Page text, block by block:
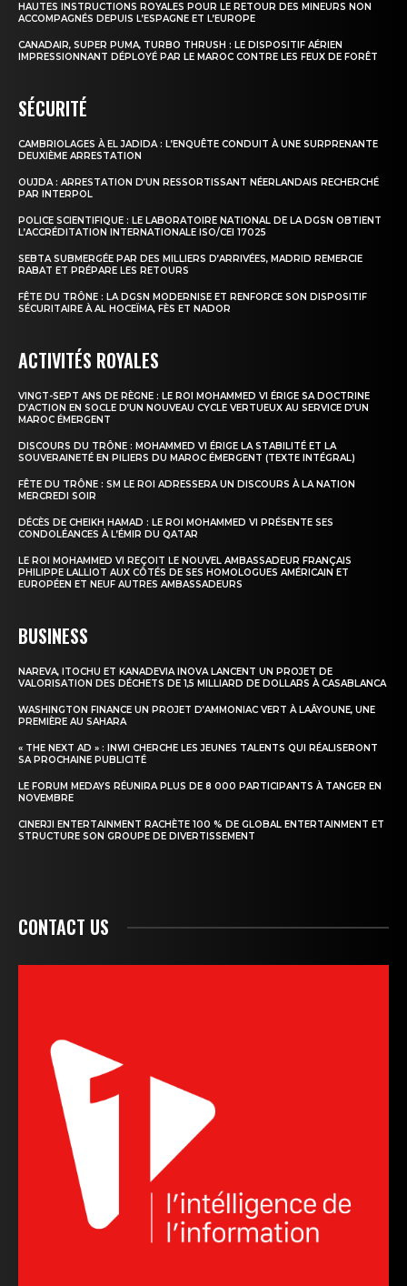
HAUTES INSTRUCTIONS ROYALES POUR LE RETOUR DES MINEURS NON
ACCOMPAGNÉS DEPUIS L’ESPAGNE ET L’EUROPE
CANADAIR, SUPER PUMA, TURBO THRUSH : LE DISPOSITIF AÉRIEN
IMPRESSIONNANT DÉPLOYÉ PAR LE MAROC CONTRE LES FEUX DE FORÊT
SÉCURITÉ
CAMBRIOLAGES À EL JADIDA : L’ENQUÊTE CONDUIT À UNE SURPRENANTE
DEUXIÈME ARRESTATION
OUJDA : ARRESTATION D’UN RESSORTISSANT NÉERLANDAIS RECHERCHÉ
PAR INTERPOL
POLICE SCIENTIFIQUE : LE LABORATOIRE NATIONAL DE LA DGSN OBTIENT
L’ACCRÉDITATION INTERNATIONALE ISO/CEI 17025
SEBTA SUBMERGÉE PAR DES MILLIERS D’ARRIVÉES, MADRID REMERCIE
RABAT ET PRÉPARE LES RETOURS
FÊTE DU TRÔNE : LA DGSN MODERNISE ET RENFORCE SON DISPOSITIF
SÉCURITAIRE À AL HOCEÏMA, FÈS ET NADOR
ACTIVITÉS ROYALES
VINGT-SEPT ANS DE RÈGNE : LE ROI MOHAMMED VI ÉRIGE SA DOCTRINE
D’ACTION EN SOCLE D’UN NOUVEAU CYCLE VERTUEUX AU SERVICE D’UN
MAROC ÉMERGENT
DISCOURS DU TRÔNE : MOHAMMED VI ÉRIGE LA STABILITÉ ET LA
SOUVERAINETÉ EN PILIERS DU MAROC ÉMERGENT (TEXTE INTÉGRAL)
FÊTE DU TRÔNE : SM LE ROI ADRESSERA UN DISCOURS À LA NATION
MERCREDI SOIR
DÉCÈS DE CHEIKH HAMAD : LE ROI MOHAMMED VI PRÉSENTE SES
CONDOLÉANCES À L’ÉMIR DU QATAR
LE ROI MOHAMMED VI REÇOIT LE NOUVEL AMBASSADEUR FRANÇAIS
PHILIPPE LALLIOT AUX CÔTÉS DE SES HOMOLOGUES AMÉRICAIN ET
EUROPÉEN ET NEUF AUTRES AMBASSADEURS
BUSINESS
NAREVA, ITOCHU ET KANADEVIA INOVA LANCENT UN PROJET DE
VALORISATION DES DÉCHETS DE 1,5 MILLIARD DE DOLLARS À CASABLANCA
WASHINGTON FINANCE UN PROJET D’AMMONIAC VERT À LAÂYOUNE, UNE
PREMIÈRE AU SAHARA
« THE NEXT AD » : INWI CHERCHE LES JEUNES TALENTS QUI RÉALISERONT
SA PROCHAINE PUBLICITÉ
LE FORUM MEDAYS RÉUNIRA PLUS DE 8 000 PARTICIPANTS À TANGER EN
NOVEMBRE
CINERJI ENTERTAINMENT RACHÈTE 100 % DE GLOBAL ENTERTAINMENT ET
STRUCTURE SON GROUPE DE DIVERTISSEMENT
CONTACT US